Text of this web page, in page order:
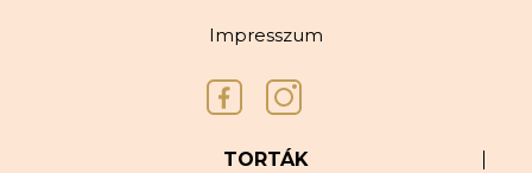
Impresszum
TORTÁK